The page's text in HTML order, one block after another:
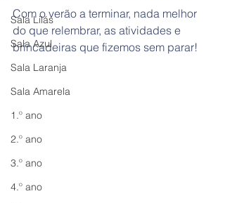
Sala Lilás
Sala Azul
Sala Laranja
Sala Amarela
1.º ano
2.º ano
3.º ano
4.º ano
Com o verão a terminar, nada melhor
do que relembrar, as atividades e
brincadeiras que fizemos sem parar!